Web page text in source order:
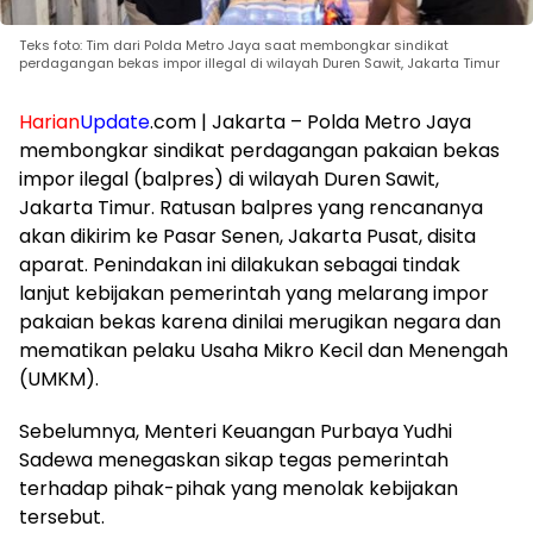
Teks foto: Tim dari Polda Metro Jaya saat membongkar sindikat
perdagangan bekas impor illegal di wilayah Duren Sawit, Jakarta Timur
HarianUpdate.com | Jakarta – Polda Metro Jaya
membongkar sindikat perdagangan pakaian bekas
impor ilegal (balpres) di wilayah Duren Sawit,
Jakarta Timur. Ratusan balpres yang rencananya
akan dikirim ke Pasar Senen, Jakarta Pusat, disita
aparat. Penindakan ini dilakukan sebagai tindak
lanjut kebijakan pemerintah yang melarang impor
pakaian bekas karena dinilai merugikan negara dan
mematikan pelaku Usaha Mikro Kecil dan Menengah
(UMKM).
Sebelumnya, Menteri Keuangan Purbaya Yudhi
Sadewa menegaskan sikap tegas pemerintah
terhadap pihak-pihak yang menolak kebijakan
tersebut.